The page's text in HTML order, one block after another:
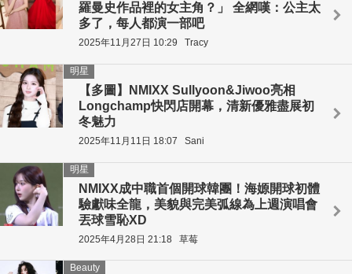
羅曼史作品裡的女主角？」 全網嘆：公主太
多了，每人都演一部吧
2025年11月27日 10:29 Tracy
【多圖】NMIXX Sullyoon&Jiwoo亮相
Longchamp快閃店開幕，清新優雅盡展初
冬魅力
明星
2025年11月11日 18:07 Sani
NMIXX成中職首個開球韓團！海嫄開球初體
驗獻味全龍，美貌與完美弧線為上週演唱會
丟球雪恥XD
明星
2025年4月28日 21:18 草莓
Beauty